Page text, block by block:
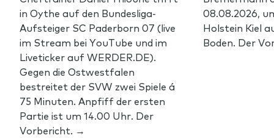
in Oythe auf den Bundesliga-
Aufsteiger SC Paderborn 07 (live
im Stream bei YouTube und im
Liveticker auf WERDER.DE).
Gegen die Ostwestfalen
bestreitet der SVW zwei Spiele á
75 Minuten. Anpfiff der ersten
Partie ist um 14.00 Uhr. Der
Vorbericht. →
08.08.2026,
Holstein Kiel
Boden. Der